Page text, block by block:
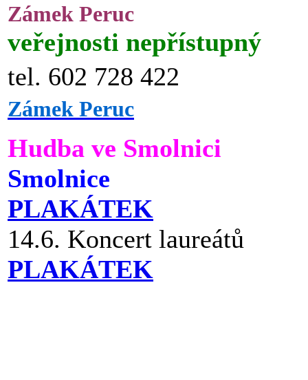
Zámek Peruc
veřejnosti nepřístupný
tel. 602 728 422
Zámek Peruc
Hudba ve Smolnici
Smolnice
PLAKÁTEK
14.6. Koncert laureátů
PLAKÁTEK